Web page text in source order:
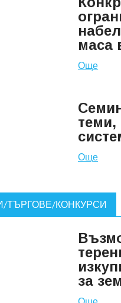
маса
Още
теми,
Още
ТЪРГОВЕ/КОНКУРСИ
за